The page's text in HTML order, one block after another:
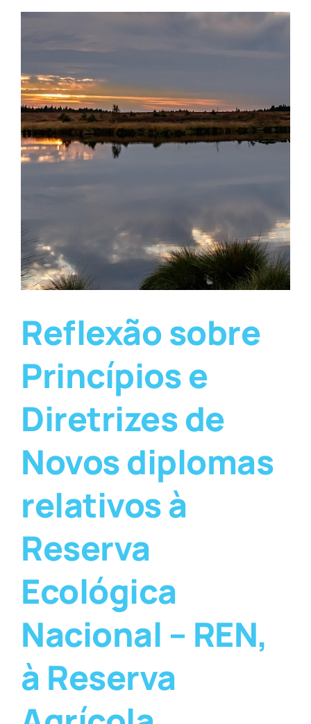
Reflexão sobre
Princípios e
Diretrizes de
Novos diplomas
relativos à
Reserva
Ecológica
Nacional – REN,
à Reserva